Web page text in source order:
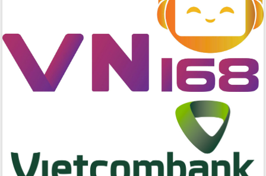
nghệ, hướng tới phát triển thủy sản
bền vững
Tập huấn nâng cao năng lực triển khai
chuyển đổi số cho cán bộ, công chức
cấp xã
tâm đạt được mục tiêu tăng trưởng
hai con số trong năm 2026